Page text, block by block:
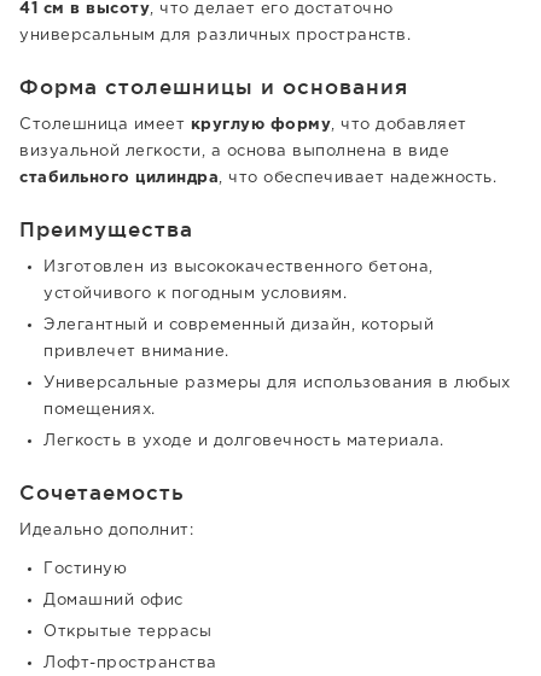
41 см в высоту , что делает его достаточно
универсальным для различных пространств.
Форма столешницы и основания
Столешница имеет круглую форму , что добавляет
визуальной легкости, а основа выполнена в виде
стабильного цилиндра , что обеспечивает надежность.
Преимущества
Изготовлен из высококачественного бетона,
устойчивого к погодным условиям.
Элегантный и современный дизайн, который
привлечет внимание.
Универсальные размеры для использования в любых
помещениях.
Легкость в уходе и долговечность материала.
Сочетаемость
Идеально дополнит:
Гостиную
Домашний офис
Открытые террасы
Лофт-пространства